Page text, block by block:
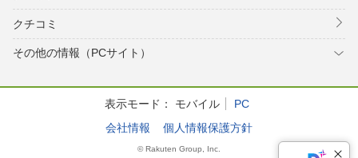
クチコミ
その他の情報（PCサイト）
表示モード： モバイル
PC
会社情報
個人情報保護方針
© Rakuten Group, Inc.